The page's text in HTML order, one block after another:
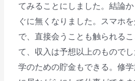
てみることにしました。結論
ぐに無くなりました。スマホ
で、直接会うことも触られる
て、収入は予想以上のもので
学のための貯金もできる。修